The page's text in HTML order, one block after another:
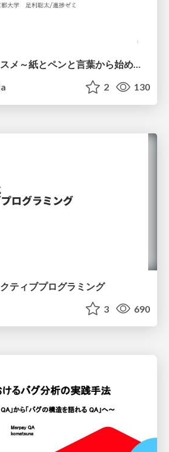
言葉の格闘技のススメ～紙とペンと言葉から始める、キャリアの描き方～
2 130
ティブプログラミング
3 690